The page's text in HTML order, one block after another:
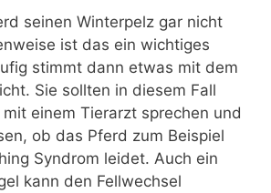
seinen Winterpelz gar nicht
ist das ein wichtiges
stimmt dann etwas mit dem
Sie sollten in diesem Fall
einem Tierarzt sprechen und
ob das Pferd zum Beispiel
Syndrom leidet. Auch ein
kann den Fellwechsel